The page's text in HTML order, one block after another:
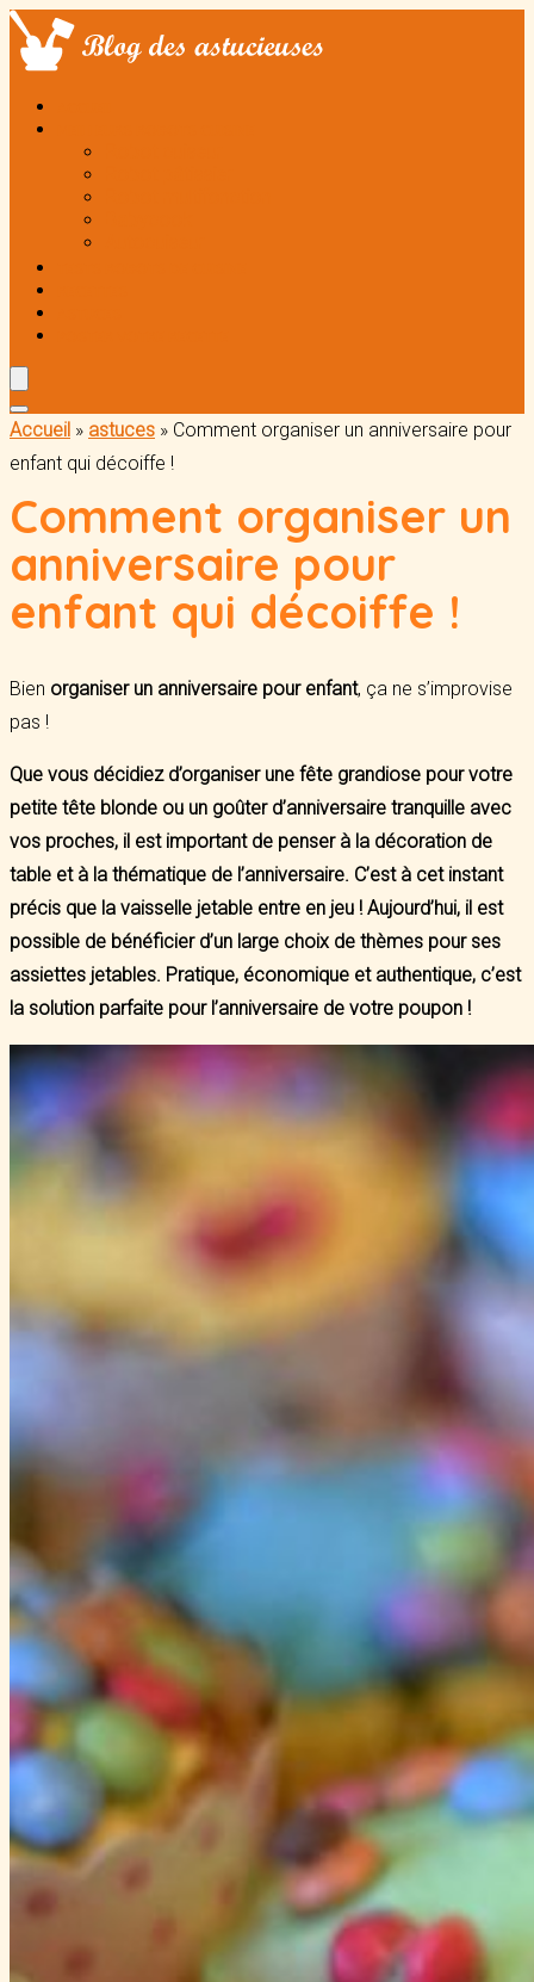
Accueil » astuces » Comment organiser un anniversaire pour
enfant qui décoiffe !
Comment organiser un
anniversaire pour
enfant qui décoiffe !
Bien organiser un anniversaire pour enfant, ça ne s’improvise
pas !
Que vous décidiez d’organiser une fête grandiose pour votre
petite tête blonde ou un goûter d’anniversaire tranquille avec
vos proches, il est important de penser à la décoration de
table et à la thématique de l’anniversaire. C’est à cet instant
précis que la vaisselle jetable entre en jeu ! Aujourd’hui, il est
possible de bénéficier d’un large choix de thèmes pour ses
assiettes jetables. Pratique, économique et authentique, c’est
la solution parfaite pour l’anniversaire de votre poupon !